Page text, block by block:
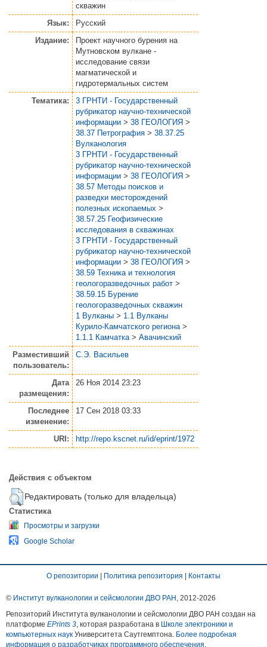
скважин
Язык:
Русский
Издание:
Проект научного бурения на
Мутновском вулкане -
исследование связи
магматической и
гидротермальных систем
Тематика:
3 ГРНТИ - Государственный
рубрикатор научно-технической
информации > 38 ГЕОЛОГИЯ >
38.37 Петрография > 38.37.25
Вулканология
3 ГРНТИ - Государственный
рубрикатор научно-технической
информации > 38 ГЕОЛОГИЯ >
38.57 Методы поисков и
разведки месторождений
полезных ископаемых >
38.57.25 Геофизические
исследования в скважинах
3 ГРНТИ - Государственный
рубрикатор научно-технической
информации > 38 ГЕОЛОГИЯ >
38.59 Техника и технология
геологоразведочных работ >
38.59.15 Бурение
геологоразведочных скважин
1 Вулканы > 1.1 Вулканы
Курило-Камчатского региона >
1.1.1 Камчатка > Авачинский
Разместивший
пользователь:
С.Э. Васильев
Дата
размещения:
26 Ноя 2014 23:23
Последнее
изменение:
17 Сен 2018 03:33
URI: http://repo.kscnet.ru/id/eprint/1972
Действия с объектом
Редактировать (только для владельца)
Статистика
Просмотры и загрузки
Google Scholar
О репозитории | Политика репозитория | Контакты
© Институт вулканологии и сейсмологии ДВО РАН , 2012-2026
Репозиторий Института вулканологии и сейсмологии ДВО РАН создан на
платформе EPrints 3 , которая разработана в Школе электроники и
компьютерных наук Университета Саутгемптона. Более подробная
информация о разработчиках программного обеспечения